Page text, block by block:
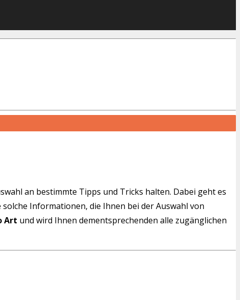
an bestimmte Tipps und Tricks halten. Dabei geht es
solche Informationen, die Ihnen bei der Auswahl von
Art und wird Ihnen dementsprechenden alle zugänglichen